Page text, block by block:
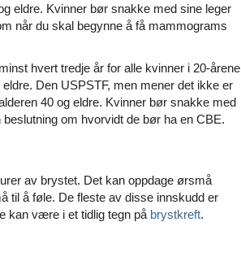
eldre. Kvinner bør snakke med sine leger
når du skal begynne å få mammograms
hvert tredje år for alle kvinner i 20-årene
Den USPSTF, men mener det ikke er
40 og eldre. Kvinner bør snakke med
om hvorvidt de bør ha en CBE.
av brystet. Det kan oppdage ørsmå
til å føle. De fleste av disse innskudd er
kan være i et tidlig tegn på brystkreft.